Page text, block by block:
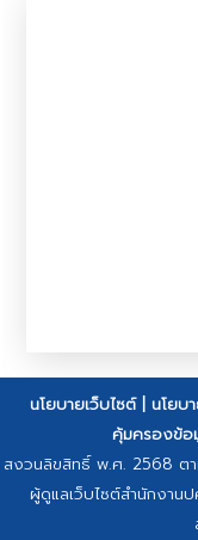
นโยบายเว็บไซต์|นโยบ
คุ้มครองข้
สงวนลิขสิทธิ์ พ.ศ. 2568 ต
ผู้ดูแลเว็บไซต์สำนักงาน